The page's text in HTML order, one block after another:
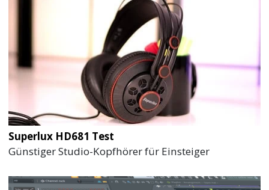
Superlux HD681 Test
Günstiger Studio-Kopfhörer für Einsteiger